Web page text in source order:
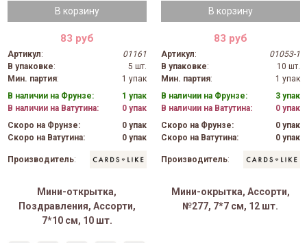
В корзину
83 руб
Артикул:
01161
В упаковке:
5 шт.
Мин. партия:
1 упак
В наличии на Фрунзе:
1 упак
В наличии на Ватутина:
0 упак
Скоро на Фрунзе:
0 упак
Скоро на Ватутина:
0 упак
Производитель:
В корзину
83 руб
Артикул:
01053-1
В упаковке:
10 шт.
Мин. партия:
1 упак
В наличии на Фрунзе:
3 упак
В наличии на Ватутина:
0 упак
Скоро на Фрунзе:
0 упак
Скоро на Ватутина:
0 упак
Производитель:
Мини-открытка,
Поздравления, Ассорти,
7*10 см, 10 шт.
Мини-окрытка, Ассорти,
№277, 7*7 см, 12 шт.